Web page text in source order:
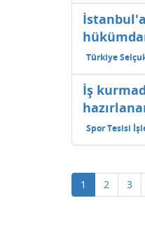
Türkiye
İş
Spor Tesisi
1 2 3